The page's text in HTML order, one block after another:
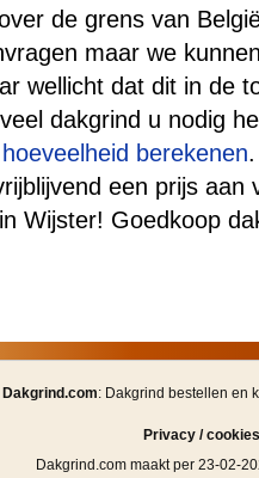
de grens van
maar we
wellicht dat dit in de
dakgrind u nodig
berekenen
een prijs aan
Wijster! Goedkoop
Dakgrind.com: Dakgrind bestellen en
Privacy / cookies
Dakgrind.com maakt per 23-02-